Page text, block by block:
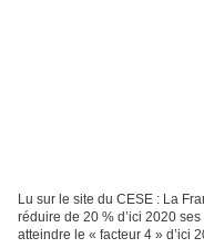
Lu sur le site du CESE : La
réduire de 20 % d’ici 2020
atteindre le « facteur 4 » d’ici